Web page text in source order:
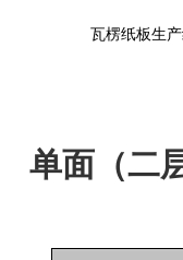
瓦楞纸板生
单面（二